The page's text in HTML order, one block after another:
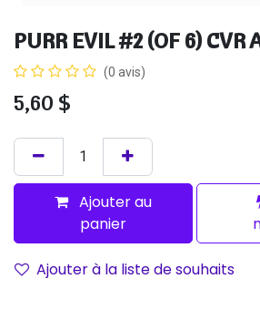
PURR EVIL #2 (OF 6) CVR
(0 avis)
5,60 $
Ajouter au
panier
Ajouter à la liste de souhaits